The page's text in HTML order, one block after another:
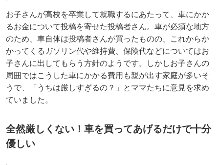
お子さんが高校を卒業して就職するにあたって、車にかか
るお金について投稿を寄せた投稿者さん。車が必須な地方
のため、車自体は投稿者さんが買ったものの、これからか
かってくるガソリン代や維持費、保険代などについてはお
子さんに出してもらう方針のようです。しかしお子さんの
周囲ではこうした車にかかる費用も親が出す家庭が多いそ
うで、「うちは厳しすぎるの？」とママたちに意見を求め
ていました。
全然厳しくない！車を買ってあげるだけで十分
優しい